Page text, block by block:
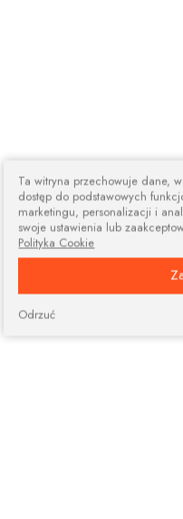
Ta witryna przechowuje dane,
dostęp do podstawowych
marketingu, personalizacji i
swoje ustawienia lub
Polityka Cookie
Odrzuć